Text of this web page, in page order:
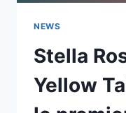
NEWS
Stella
Yellow